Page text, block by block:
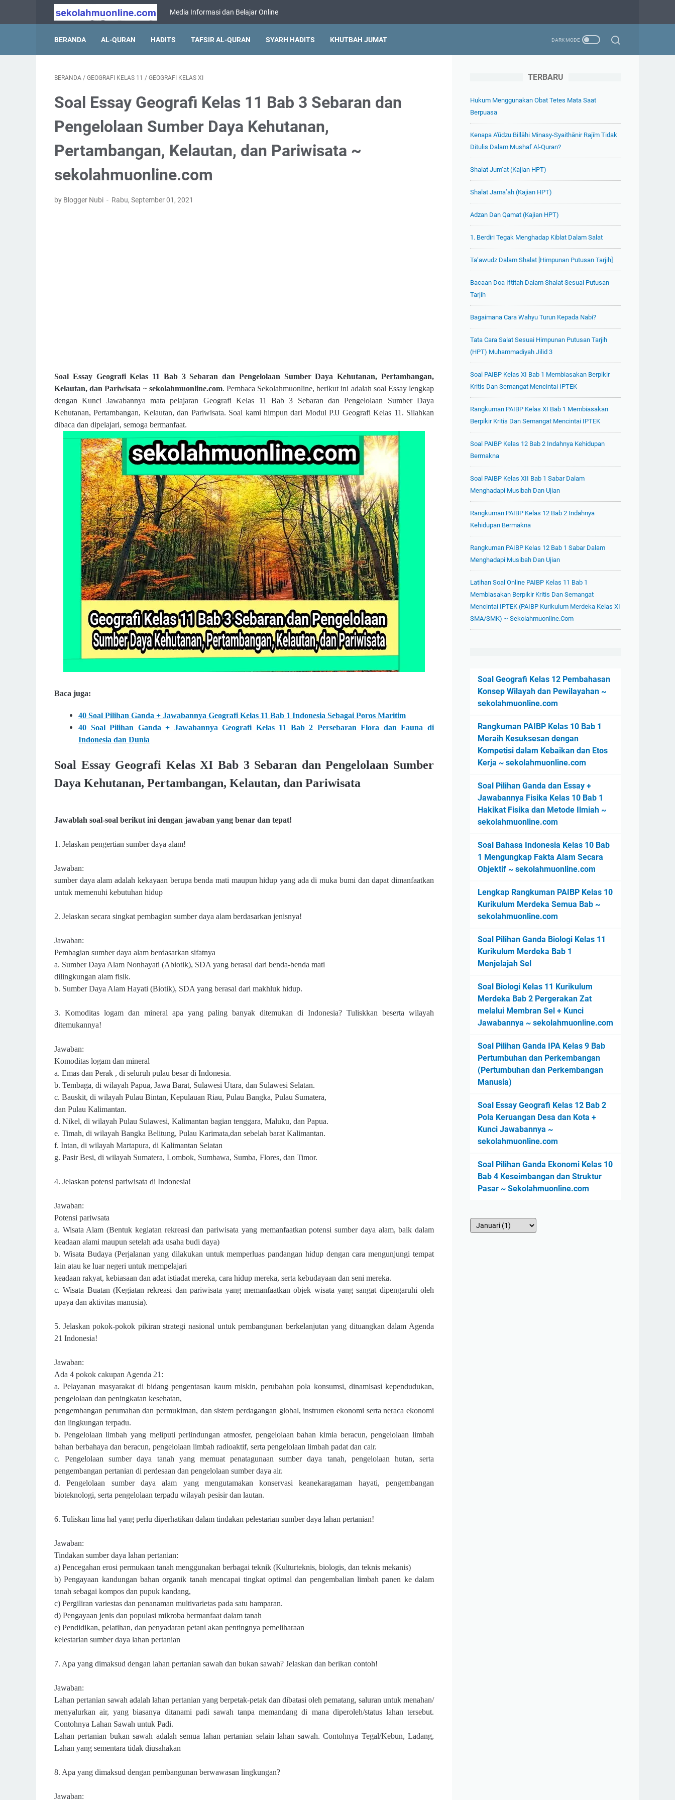
Media Informasi dan Belajar Online
BERANDA AL-QURAN HADITS TAFSIR AL-QURAN SYARH HADITS KHUTBAH JUMAT
BERANDA / GEOGRAFI KELAS 11 / GEOGRAFI KELAS XI
Soal Essay Geografi Kelas 11 Bab 3 Sebaran dan
Pengelolaan Sumber Daya Kehutanan,
Pertambangan, Kelautan, dan Pariwisata ~
sekolahmuonline.com
by Blogger Nubi Rabu, September 01, 2021
Soal Essay Geografi Kelas 11 Bab 3 Sebaran dan Pengelolaan Sumber Daya Kehutanan, Pertambangan,
Kelautan, dan Pariwisata ~ sekolahmuonline.com. Pembaca Sekolahmuonline, berikut ini adalah soal Essay lengkap
dengan Kunci Jawabannya mata pelajaran Geografi Kelas 11 Bab 3 Sebaran dan Pengelolaan Sumber Daya
Kehutanan, Pertambangan, Kelautan, dan Pariwisata. Soal kami himpun dari Modul PJJ Geografi Kelas 11. Silahkan
dibaca dan dipelajari, semoga bermanfaat.
Baca juga:
40 Soal Pilihan Ganda + Jawabannya Geografi Kelas 11 Bab 1 Indonesia Sebagai Poros Maritim
40 Soal Pilihan Ganda + Jawabannya Geografi Kelas 11 Bab 2 Persebaran Flora dan Fauna di
Indonesia dan Dunia
Soal Essay Geografi Kelas XI Bab 3 Sebaran dan Pengelolaan Sumber
Daya Kehutanan, Pertambangan, Kelautan, dan Pariwisata
Jawablah soal-soal berikut ini dengan jawaban yang benar dan tepat!
1. Jelaskan pengertian sumber daya alam!
Jawaban:
sumber daya alam adalah kekayaan berupa benda mati maupun hidup yang ada dimuka bumi dan dapat dimanfaatkan
untuk memenuhi kebutuhan hidup
2. Jelaskan secara singkat pembagian sumber daya alam berdasarkan jenisnya!
Jawaban:
Pembagian sumber daya alam berdasarkan sifatnya
a. Sumber Daya Alam Nonhayati (Abiotik), SDA yang berasal dari benda-benda mati
dilingkungan alam fisik.
b. Sumber Daya Alam Hayati (Biotik), SDA yang berasal dari makhluk hidup.
3. Komoditas logam dan mineral apa yang paling banyak ditemukan di Indonesia? Tuliskkan beserta wilayah
ditemukannya!
Jawaban:
Komoditas logam dan mineral
a. Emas dan Perak , di seluruh pulau besar di Indonesia.
b. Tembaga, di wilayah Papua, Jawa Barat, Sulawesi Utara, dan Sulawesi Selatan.
c. Bauskit, di wilayah Pulau Bintan, Kepulauan Riau, Pulau Bangka, Pulau Sumatera,
dan Pulau Kalimantan.
d. Nikel, di wilayah Pulau Sulawesi, Kalimantan bagian tenggara, Maluku, dan Papua.
e. Timah, di wilayah Bangka Belitung, Pulau Karimata,dan sebelah barat Kalimantan.
f. Intan, di wilayah Martapura, di Kalimantan Selatan
g. Pasir Besi, di wilayah Sumatera, Lombok, Sumbawa, Sumba, Flores, dan Timor.
4. Jelaskan potensi pariwisata di Indonesia!
Jawaban:
Potensi pariwsata
a. Wisata Alam (Bentuk kegiatan rekreasi dan pariwisata yang memanfaatkanpotensi sumber daya alam, baik dalam
keadaan alami maupun setelah ada usaha budi daya)
b. Wisata Budaya (Perjalanan yang dilakukan untuk memperluas pandangan hidup dengan cara mengunjungi tempat
lain atau ke luar negeri untuk mempelajari
keadaan rakyat, kebiasaan dan adat istiadat mereka, cara hidup mereka, serta kebudayaan dan seni mereka.
c. Wisata Buatan (Kegiatan rekreasi dan pariwisata yang memanfaatkan objek wisata yang sangat dipengaruhi oleh
upaya dan aktivitas manusia).
5. Jelaskan pokok-pokok pikiran strategi nasional untuk pembangunan berkelanjutan yang dituangkan dalam Agenda
21 Indonesia!
Jawaban:
Ada 4 pokok cakupan Agenda 21:
a. Pelayanan masyarakat di bidang pengentasan kaum miskin, perubahan pola konsumsi, dinamisasi kependudukan,
pengelolaan dan peningkatan kesehatan,
pengembangan perumahan dan permukiman, dan sistem perdagangan global,instrumen ekonomi serta neraca ekonomi
dan lingkungan terpadu.
b. Pengelolaan limbah yang meliputi perlindungan atmosfer, pengelolaan bahan kimia beracun, pengelolaan limbah
bahan berbahaya dan beracun, pengelolaan limbah radioaktif, serta pengelolaan limbah padat dan cair.
c. Pengelolaan sumber daya tanah yang memuat penatagunaan sumber daya tanah, pengelolaan hutan, serta
pengembangan pertanian di perdesaan dan pengelolaan sumber daya air.
d. Pengelolaan sumber daya alam yang mengutamakan konservasi keanekaragaman hayati, pengembangan
bioteknologi, serta pengelolaan terpadu wilayah pesisir dan lautan.
6. Tuliskan lima hal yang perlu diperhatikan dalam tindakan pelestarian sumber daya lahan pertanian!
Jawaban:
Tindakan sumber daya lahan pertanian:
a) Pencegahan erosi permukaan tanah menggunakan berbagai teknik (Kulturteknis, biologis, dan teknis mekanis)
b) Pengayaan kandungan bahan organik tanah mencapai tingkat optimal dan pengembalian limbah panen ke dalam
tanah sebagai kompos dan pupuk kandang,
c) Pergiliran variestas dan penanaman multivarietas pada satu hamparan.
d) Pengayaan jenis dan populasi mikroba bermanfaat dalam tanah
e) Pendidikan, pelatihan, dan penyadaran petani akan pentingnya pemeliharaan
kelestarian sumber daya lahan pertanian
7. Apa yang dimaksud dengan lahan pertanian sawah dan bukan sawah? Jelaskan dan berikan contoh!
Jawaban:
Lahan pertanian sawah adalah lahan pertanian yang berpetak-petak dan dibatasi oleh pematang, saluran untuk menahan/
menyalurkan air, yang biasanya ditanami padi sawah tanpa memandang di mana diperoleh/status lahan tersebut.
Contohnya Lahan Sawah untuk Padi.
Lahan pertanian bukan sawah adalah semua lahan pertanian selain lahan sawah.Contohnya Tegal/Kebun, Ladang,
Lahan yang sementara tidak diusahakan
8. Apa yang dimaksud dengan pembangunan berwawasan lingkungan?
Jawaban:
TERBARU
Hukum Menggunakan Obat Tetes Mata Saat
Berpuasa
Kenapa A'ūdzu Billāhi Minasy-Syaithānir Rajīm Tidak
Ditulis Dalam Mushaf Al-Quran?
Shalat Jum’at (Kajian HPT)
Shalat Jama’ah (Kajian HPT)
Adzan Dan Qamat (Kajian HPT)
1. Berdiri Tegak Menghadap Kiblat Dalam Salat
Ta’awudz Dalam Shalat [Himpunan Putusan Tarjih]
Bacaan Doa Iftitah Dalam Shalat Sesuai Putusan
Tarjih
Bagaimana Cara Wahyu Turun Kepada Nabi?
Tata Cara Salat Sesuai Himpunan Putusan Tarjih
(HPT) Muhammadiyah Jilid 3
Soal PAIBP Kelas XI Bab 1 Membiasakan Berpikir
Kritis Dan Semangat Mencintai IPTEK
Rangkuman PAIBP Kelas XI Bab 1 Membiasakan
Berpikir Kritis Dan Semangat Mencintai IPTEK
Soal PAIBP Kelas 12 Bab 2 Indahnya Kehidupan
Bermakna
Soal PAIBP Kelas XII Bab 1 Sabar Dalam
Menghadapi Musibah Dan Ujian
Rangkuman PAIBP Kelas 12 Bab 2 Indahnya
Kehidupan Bermakna
Rangkuman PAIBP Kelas 12 Bab 1 Sabar Dalam
Menghadapi Musibah Dan Ujian
Latihan Soal Online PAIBP Kelas 11 Bab 1
Membiasakan Berpikir Kritis Dan Semangat
Mencintai IPTEK (PAIBP Kurikulum Merdeka Kelas XI
SMA/SMK) ~ Sekolahmuonline.com
Soal Geografi Kelas 12 Pembahasan
Konsep Wilayah dan Pewilayahan ~
sekolahmuonline.com
Rangkuman PAIBP Kelas 10 Bab 1
Meraih Kesuksesan dengan
Kompetisi dalam Kebaikan dan Etos
Kerja ~ sekolahmuonline.com
Soal Pilihan Ganda dan Essay +
Jawabannya Fisika Kelas 10 Bab 1
Hakikat Fisika dan Metode Ilmiah ~
sekolahmuonline.com
Soal Bahasa Indonesia Kelas 10 Bab
1 Mengungkap Fakta Alam Secara
Objektif ~ sekolahmuonline.com
Lengkap Rangkuman PAIBP Kelas 10
Kurikulum Merdeka Semua Bab ~
sekolahmuonline.com
Soal Pilihan Ganda Biologi Kelas 11
Kurikulum Merdeka Bab 1
Menjelajah Sel
Soal Biologi Kelas 11 Kurikulum
Merdeka Bab 2 Pergerakan Zat
melalui Membran Sel + Kunci
Jawabannya ~ sekolahmuonline.com
Soal Pilihan Ganda IPA Kelas 9 Bab
Pertumbuhan dan Perkembangan
(Pertumbuhan dan Perkembangan
Manusia)
Soal Essay Geografi Kelas 12 Bab 2
Pola Keruangan Desa dan Kota +
Kunci Jawabannya ~
sekolahmuonline.com
Soal Pilihan Ganda Ekonomi Kelas 10
Bab 4 Keseimbangan dan Struktur
Pasar ~ Sekolahmuonline.com